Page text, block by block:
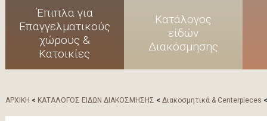
Έπιπλα για
Επαγγελματικούς
χώρους &
Κατοικίες
Κατάλογος
είδών
Διακόσμησης
ΑΡΧΙΚΗ < ΚΑΤΑΛΟΓΟΣ ΕΙΔΩΝ ΔΙΑΚΟΣΜΗΣΗΣ < Διακοσμητικά & Centerpieces